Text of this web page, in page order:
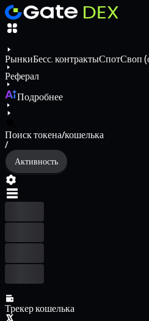
РынкиБесс. контрактыСпотСвоп
Реферал
Подробнее
Поиск токена/кошелька
/
Активность
Трекер кошелька